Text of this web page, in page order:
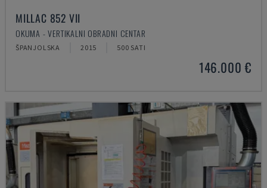
MILLAC 852 VII
OKUMA - VERTIKALNI OBRADNI CENTAR
ŠPANJOLSKA 2015 500 SATI
146.000 €